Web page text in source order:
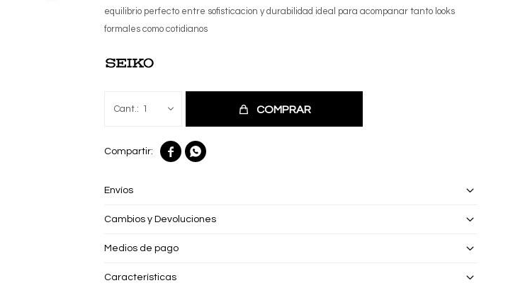
equilibrio perfecto entre sofisticacion y durabilidad ideal para acompanar tanto looks
formales como cotidianos
1 COMPRAR
 
Envíos
Cambios y Devoluciones
Medios de pago
Características